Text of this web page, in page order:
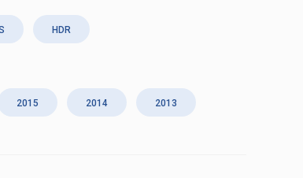
HDR
2015 2014 2013